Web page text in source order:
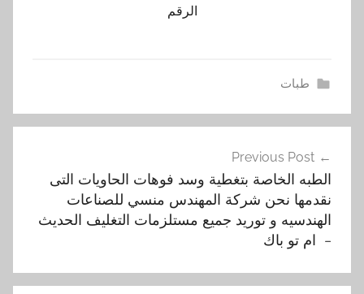
الرقم
طبات
ا
غ
ل
,
المقالات
Previous Post
الطبه الخاصة بتغطية وسد فوهات الحاويات التى
نقدمها نحن شركة المهندس منسي للصناعات
الهندسيه و توريد جميع مستلزمات التغليف الحديث
– ام تو باك